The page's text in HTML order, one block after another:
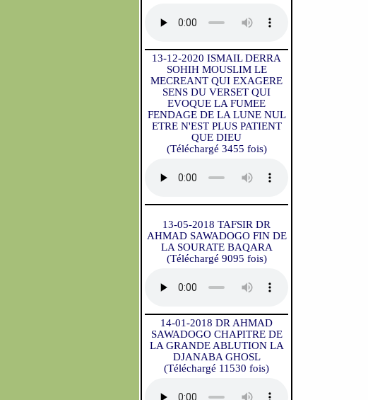
13-12-2020 ISMAIL DERRA
SOHIH MOUSLIM LE
MECREANT QUI EXAGERE
SENS DU VERSET QUI
EVOQUE LA FUMEE
FENDAGE DE LA LUNE NUL
ETRE N'EST PLUS PATIENT
QUE DIEU
(Téléchargé 3455 fois)
13-05-2018 TAFSIR DR
AHMAD SAWADOGO FIN DE
LA SOURATE BAQARA
(Téléchargé 9095 fois)
14-01-2018 DR AHMAD
SAWADOGO CHAPITRE DE
LA GRANDE ABLUTION LA
DJANABA GHOSL
(Téléchargé 11530 fois)